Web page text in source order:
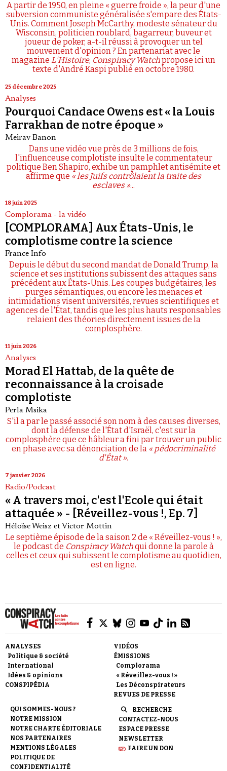
A partir de 1950, en pleine « guerre froide », la peur d'une
subversion communiste généralisée s'empare des États-
Unis. Comment Joseph McCarthy, modeste sénateur du
Wisconsin, politicien roublard, bagarreur, buveur et
joueur de poker, a-t-il réussi à provoquer un tel
mouvement d'opinion ? En partenariat avec le
magazine L'Histoire, Conspiracy Watchpropose ici un
texte d'André Kaspi publié en octobre 1980.
25 décembre 2025
Analyses
Pourquoi Candace Owens est « la Louis
Farrakhan de notre époque »
Meirav Banon
Dans une vidéo vue près de 3 millions de fois,
l'influenceuse complotiste insulte le commentateur
politique Ben Shapiro, exhibe un pamphlet antisémite et
affirme que « les Juifs contrôlaient la traite des
esclaves »...
18 juin 2025
Complorama - la vidéo
[COMPLORAMA] Aux États-Unis, le
complotisme contre la science
France Info
Depuis le début du second mandat de Donald Trump, la
science et ses institutions subissent des attaques sans
précédent aux États-Unis. Les coupes budgétaires, les
purges sémantiques, ou encore les menaces et
intimidations visent universités, revues scientifiques et
agences de l'État, tandis que les plus hauts responsables
relaient des théories directement issues de la
complosphère.
11 juin 2026
Analyses
Morad El Hattab, de la quête de
reconnaissance à la croisade
complotiste
Perla Msika
S'il a par le passé associé son nom à des causes diverses,
dont la défense de l'État d'Israël, c'est sur la
complosphère que ce hâbleur a fini par trouver un public
en phase avec sa dénonciation de la « pédocriminalité
d'État ».
7 janvier 2026
Radio/Podcast
« A travers moi, c'est l'Ecole qui était
attaquée » - [Réveillez-vous !, Ep. 7]
Héloïse Weisz et Victor Mottin
Le septième épisode de la saison 2 de « Réveillez-vous ! »,
le podcast de Conspiracy Watchqui donne la parole à
celles et ceux qui subissent le complotisme au quotidien,
est en ligne.
ANALYSES
Politique & société
International
Idées & opinions
CONSPIPÉDIA
VIDÉOS
ÉMISSIONS
Complorama
« Réveillez-vous ! »
Les Déconspirateurs
REVUES DE PRESSE
QUI SOMMES-NOUS ?
NOTRE MISSION
NOTRE CHARTE ÉDITORIALE
NOS PARTENAIRES
MENTIONS LÉGALES
POLITIQUE DE
CONFIDENTIALITÉ
RECHERCHE
CONTACTEZ-NOUS
ESPACE PRESSE
NEWSLETTER
FAIRE UN DON